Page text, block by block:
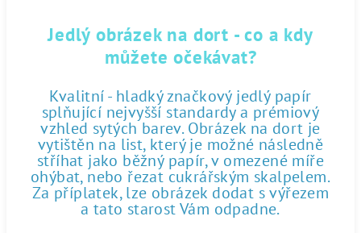
Jedlý obrázek na dort - co a kdy
můžete očekávat?
Kvalitní - hladký značkový jedlý papír
splňující nejvyšší standardy a prémiový
vzhled sytých barev. Obrázek na dort je
vytištěn na list, který je možné následně
stříhat jako běžný papír, v omezené míře
ohýbat, nebo řezat cukrářským skalpelem.
Za příplatek, lze obrázek dodat s výřezem
a tato starost Vám odpadne.